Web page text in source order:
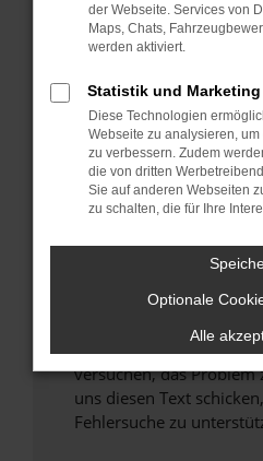
Fenster?
Starte dein Gerät neu.
Probleme zu beheben.
Stelle sicher, dass
Betriebssystem auf
sind.
Veraltete Software birgt
Sicherheitsrisiko,
führen, dass bestimmte
unterstützt werden.
Wende dich an den
Wenn du alle oben
hast, kontaktiere uns
versuchen, das Problem
uns diesen Text
Fehlersuche zu
der Webseite. Services von
Maps, Chats,
werden aktiviert.
Statistik und Marketing
Diese Technologien
Webseite zu analysieren,
zu verbessern. Zudem
die von dritten
Sie auf anderen Webseiten
zu schalten, die für Ihre
Optionale
Alle